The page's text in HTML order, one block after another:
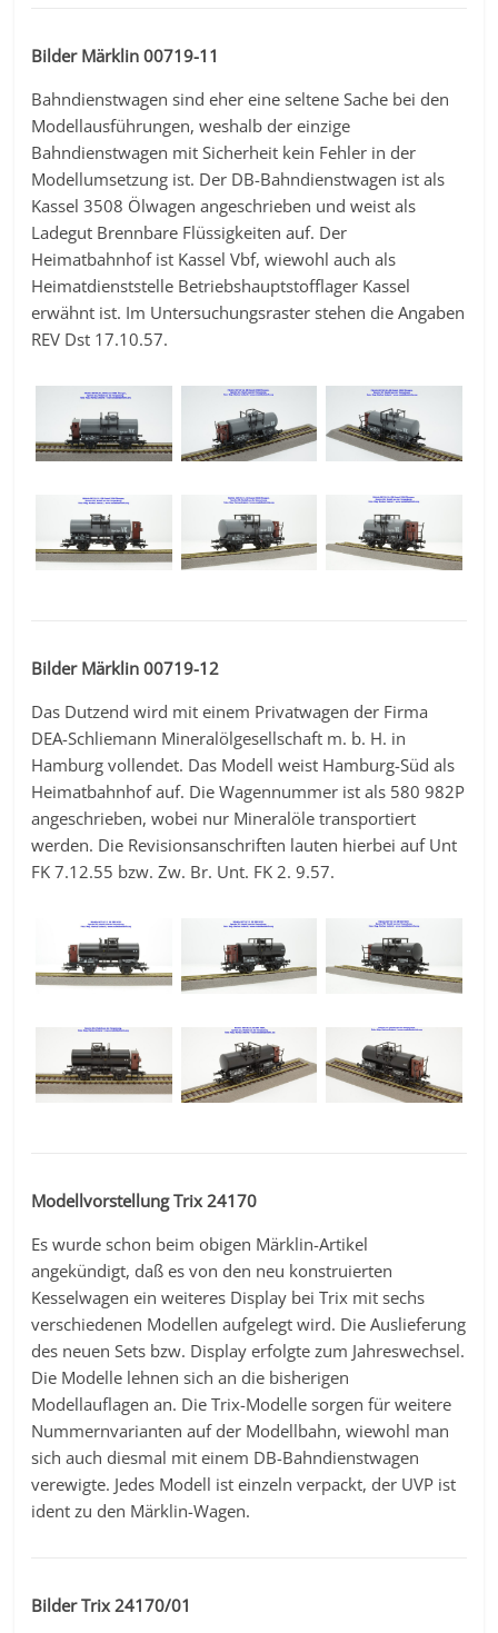
Bilder Märklin 00719-11
Bahndienstwagen sind eher eine seltene Sache bei den
Modellausführungen, weshalb der einzige
Bahndienstwagen mit Sicherheit kein Fehler in der
Modellumsetzung ist. Der DB-Bahndienstwagen ist als
Kassel 3508 Ölwagen angeschrieben und weist als
Ladegut Brennbare Flüssigkeiten auf. Der
Heimatbahnhof ist Kassel Vbf, wiewohl auch als
Heimatdienststelle Betriebshauptstofflager Kassel
erwähnt ist. Im Untersuchungsraster stehen die Angaben
REV Dst 17.10.57.
Bilder Märklin 00719-12
Das Dutzend wird mit einem Privatwagen der Firma
DEA-Schliemann Mineralölgesellschaft m. b. H. in
Hamburg vollendet. Das Modell weist Hamburg-Süd als
Heimatbahnhof auf. Die Wagennummer ist als 580 982P
angeschrieben, wobei nur Mineralöle transportiert
werden. Die Revisionsanschriften lauten hierbei auf Unt
FK 7.12.55 bzw. Zw. Br. Unt. FK 2. 9.57.
Modellvorstellung Trix 24170
Es wurde schon beim obigen Märklin-Artikel
angekündigt, daß es von den neu konstruierten
Kesselwagen ein weiteres Display bei Trix mit sechs
verschiedenen Modellen aufgelegt wird. Die Auslieferung
des neuen Sets bzw. Display erfolgte zum Jahreswechsel.
Die Modelle lehnen sich an die bisherigen
Modellauflagen an. Die Trix-Modelle sorgen für weitere
Nummernvarianten auf der Modellbahn, wiewohl man
sich auch diesmal mit einem DB-Bahndienstwagen
verewigte. Jedes Modell ist einzeln verpackt, der UVP ist
ident zu den Märklin-Wagen.
Bilder Trix 24170/01